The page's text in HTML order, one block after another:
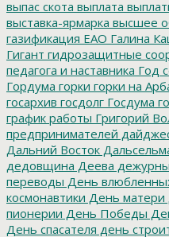
выпас скота выплата
выставка-ярмарка высшее
газификация ЕАО Галина
Гигант гидрозащитные
педагога и наставника Год
Гордума горки горки на
госархив госдолг Госдума
график работы Григорий
предпринимателей
Дальний Восток
дедовщина Деева
переводы День
космонавтики День матери
пионерии День Победы
День спасателя день